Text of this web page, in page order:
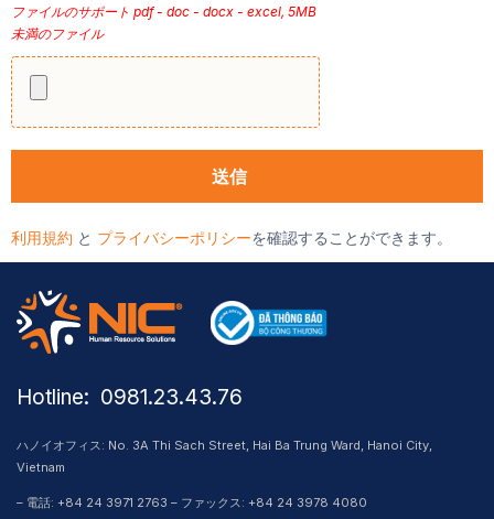
ファイルのサポート pdf - doc - docx - excel, 5MB
未満のファイル
利用規約 と プライバシーポリシーを確認することができます。
Hotline: ​ 0981.23.43.76
ハノイオフィス: No. 3A Thi Sach Street, Hai Ba Trung Ward, Hanoi City,
Vietnam
– 電話: +84 24 3971 2763 – ファックス: +84 24 3978 4080